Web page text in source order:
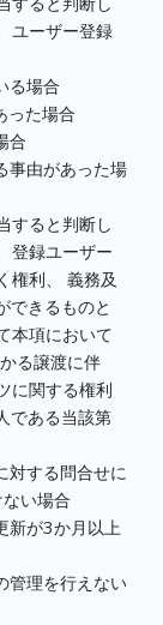
ユーザー登録
る場合
った場合
合
事由があった場
すると判断し
登録ユーザー
権利、 義務及
できるものと
本項において
る譲渡に伴
に関する権利
である当該第
対する問合せに
い場合
新が3か月以上
管理を行えない